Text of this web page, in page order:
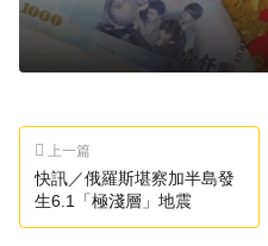
上一篇
快訊／俄羅斯堪察加半島發
生6.1「極淺層」地震